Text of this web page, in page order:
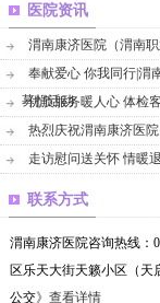
医院资讯
渭南康济医院（渭南
奉献爱心 你我同行|渭
募捐活动
优质服务暖人心 体检
热烈庆祝渭南康济医
走访慰问送关怀 情暖
联系方式
渭南康济医院咨询热线：
区乐天大街天籁小区（天
公交》查看详情